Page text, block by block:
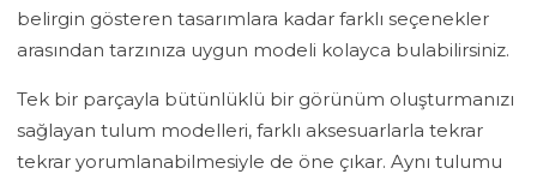
belirgin gösteren tasarımlara kadar farklı seçenekler
arasından tarzınıza uygun modeli kolayca bulabilirsiniz.
Tek bir parçayla bütünlüklü bir görünüm oluşturmanızı
sağlayan tulum modelleri, farklı aksesuarlarla tekrar
tekrar yorumlanabilmesiyle de öne çıkar. Aynı tulumu